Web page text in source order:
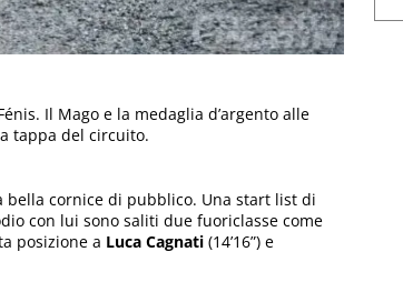
Il Mago e la medaglia d’argento alle
tappa del circuito.
bella cornice di pubblico. Una start list di
con lui sono saliti due fuoriclasse come
posizione a Luca Cagnati (14’16”) e